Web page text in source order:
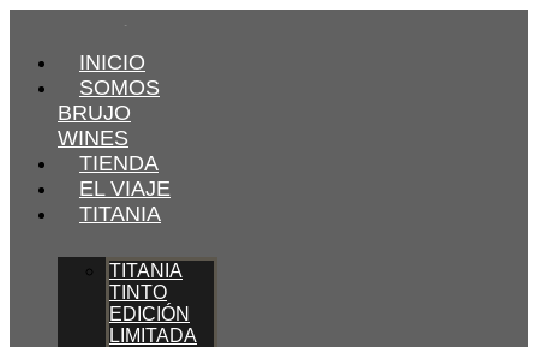
INICIO
SOMOS
BRUJO
WINES
TIENDA
EL VIAJE
TITANIA
TITANIA
TINTO
EDICIÓN
LIMITADA